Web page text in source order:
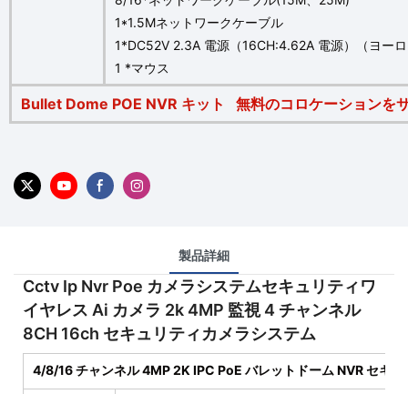
1*1.5Mネットワークケーブル
1*DC52V 2.3A 電源（16CH:4.62A 電源）（ヨー
1 *マウス
Bullet Dome POE NVR キット 無料のコロケーションを
製品詳細
Cctv Ip Nvr Poe カメラシステムセキュリティワ
イヤレス Ai カメラ 2k 4MP 監視 4 チャンネル
8CH 16ch セキュリティカメラシステム
4/8/16 チャンネル 4MP 2K IPC PoE バレットドーム NVR セキ